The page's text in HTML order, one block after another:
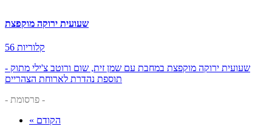
שעועית ירוקה מוקפצת
56 קלוריות
שעועית ירוקה מוקפצת במחבת עם שמן זית, שום ורוטב צ'ילי מתוק -
תוספת נהדרת לארוחת הצהריים
- פרסומת -
« הקודם